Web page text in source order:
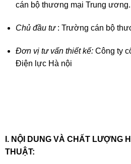
cán bộ thương mại Trung ương.
Chủ đầu tư : Trường cán bộ
Đơn vị tư vấn thiết kế:Công ty
Điện lực Hà nội
I. NỘI DUNG VÀ CHẤT LƯỢNG
THUẬT: